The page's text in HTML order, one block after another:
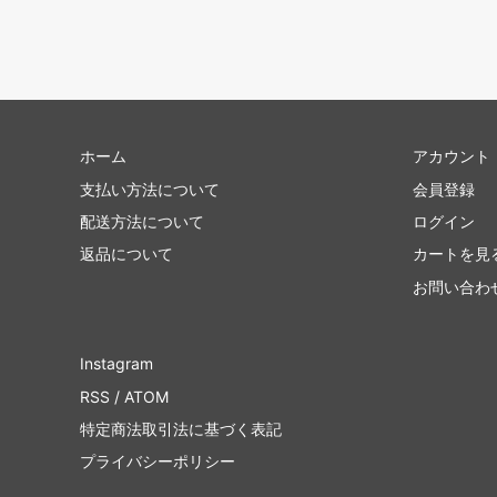
ホーム
支払い方法について
配送方法について
返品について
アカウント
会員登録
ログイン
カートを見
お問い合わ
Instagram
RSS / ATOM
特定商法取引法に基づく表記
プライバシーポリシー